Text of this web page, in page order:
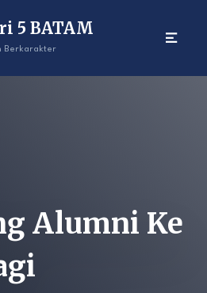
5 BATAM
Berkarakter
Alumni Ke